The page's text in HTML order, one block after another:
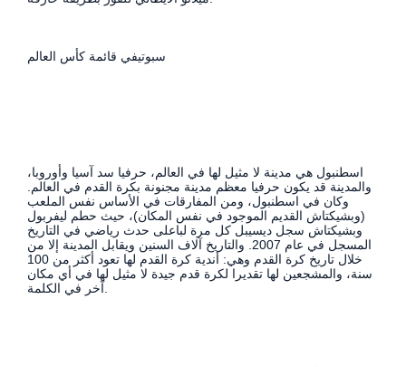
سبوتيفي قائمة كأس العالم
اسطنبول هي مدينة لا مثيل لها في العالم، حرفيا سد آسيا وأوروبا،
والمدينة قد يكون حرفيا معظم مدينة مجنونة بكرة القدم في العالم.
وكان في اسطنبول، ومن المفارقات في الأساس نفس الملعب
(وبشيكتاش القديم الموجود في نفس المكان)، حيث حطم ليفربول
وبشيكتاش سجل ديسيبل كل مرة لباعلى حدث رياضي في التاريخ
المسجل في عام 2007. والتاريخ آلاف السنين ويقابل المدينة إلا من
خلال تاريخ كرة القدم وهي: أندية كرة القدم لها تعود أكثر من 100
سنة، والمشجعين لها تقديرا لكرة قدم جيدة لا مثيل لها في أي مكان